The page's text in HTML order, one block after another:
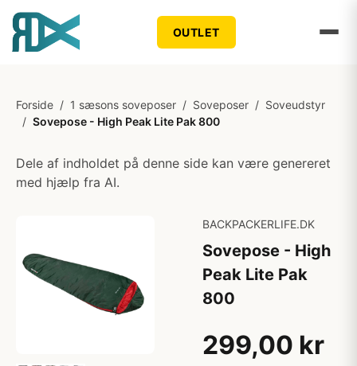
OUTLET
Forside / 1 sæsons soveposer / Soveposer / Soveudstyr
/ Sovepose - High Peak Lite Pak 800
Dele af indholdet på denne side kan være genereret
med hjælp fra AI.
BACKPACKERLIFE.DK
Sovepose - High
Peak Lite Pak
800
299,00 kr